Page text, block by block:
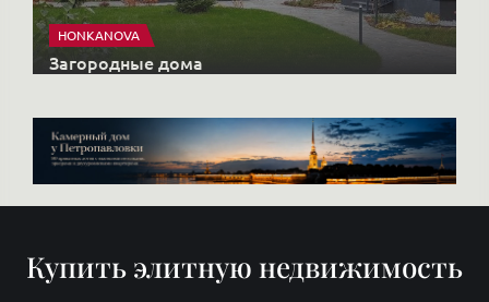
HONKANOVA
Загородные дома
Купить элитную недвижимость